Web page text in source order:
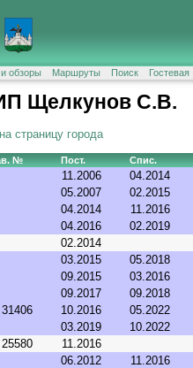
обзоры Маршруты Поиск Гостевая
Щелкунов С.В.
на страницу города
№ Пост. Спис.
11.2006 04.2014
05.2007 02.2015
04.2014 11.2016
04.2016 02.2019
02.2014
03.2015 05.2018
09.2015 03.2016
09.2017 09.2018
31406 10.2016 05.2022
03.2019 10.2022
25580 11.2016
06.2012 11.2016